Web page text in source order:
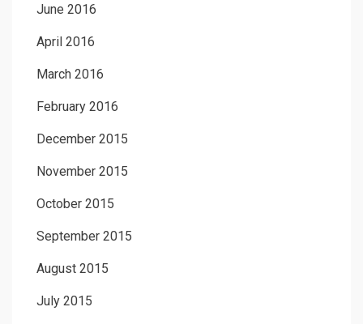
June 2016
April 2016
March 2016
February 2016
December 2015
November 2015
October 2015
September 2015
August 2015
July 2015